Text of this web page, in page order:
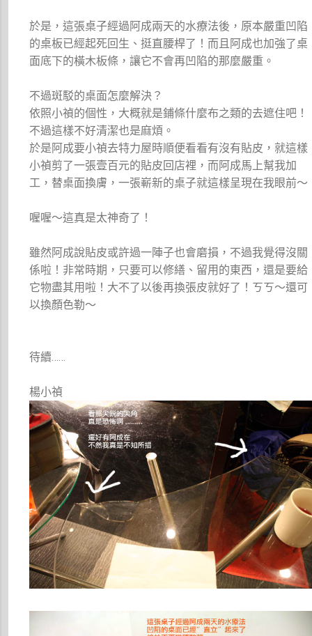
於是，這張桌子經過阿成兩天的水療法後，原本嚴重凹陷
的桌板已經起死回生、挺直腰桿了！而且阿成也加強了桌
面底下的橫木板條，讓它不會再凹陷的那麼嚴重。
不過斑駁的桌面怎麼解決？
依照小禎的個性，大概就是鋪條什麼布之類的去遮住吧！
不過這樣不好清潔也是麻煩。
於是阿成要小禎去特力屋時順便看看有沒有貼皮，就這樣
小禎剪了一張壹百元的貼皮回店裡，而阿成馬上幫我加
工，替桌面換膚，一張嶄新的桌子就這樣呈現在我眼前～
喔喔～這真是太神奇了！
雖然阿成說貼皮或許過一陣子也會磨損，不過我覺得沒關
係啦！非常時期，只要可以修繕、留用的東西，還是要給
它物盡其用啦！大不了以後再換張皮就好了！ㄎㄎ～還可
以換顏色勒～
待續……
楊小禎